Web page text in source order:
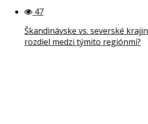
47
Škandinávske vs. severské
rozdiel medzi týmito regiónmi?